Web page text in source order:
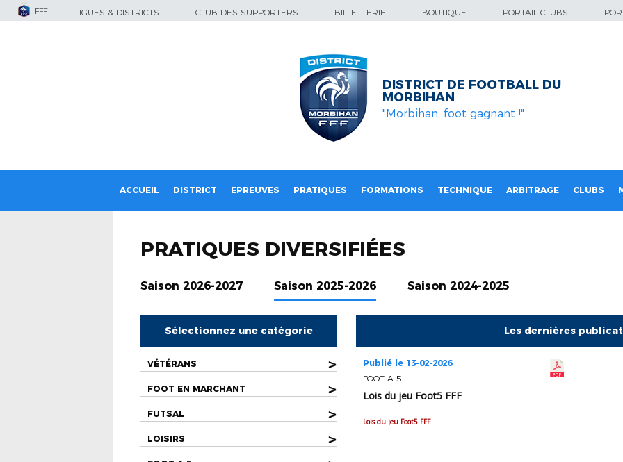
FFF LIGUES & DISTRICTS CLUB DES SUPPORTERS BILLETTERIE BOUTIQUE PORTAIL CLUBS
DISTRICT DE FOOTBALL DU
MORBIHAN
"Morbihan, foot gagnant !"
ACCUEIL DISTRICT EPREUVES PRATIQUES FORMATIONS TECHNIQUE ARBITRAGE CLUBS
PRATIQUES DIVERSIFIÉES
Saison 2026-2027 Saison 2025-2026 Saison 2024-2025
Sélectionnez une catégorie
VÉTÉRANS >
FOOT EN MARCHANT >
FUTSAL >
LOISIRS >
Les dernières
Publié le 13-02-2026
FOOT A 5
Lois du jeu Foot5 FFF
Lois du jeu Foot5 FFF